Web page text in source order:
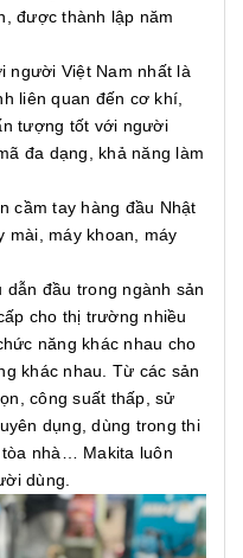
được thành lập năm
người Việt Nam nhất là
liên quan đến cơ khí,
tượng tốt với người
đa dạng, khả năng làm
cầm tay hàng đầu Nhật
mài, máy khoan, máy
đầu trong ngành sản
cho thị trường nhiều
năng khác nhau cho
khác nhau. Từ các sản
công suất thấp, sử
dụng, dùng trong thi
nhà… Makita luôn
dùng.